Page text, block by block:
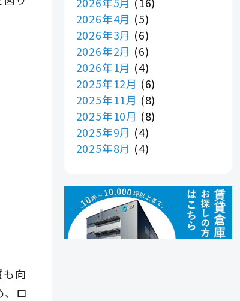
向
、ロ
2026年4月 (5)
2026年3月 (6)
2026年2月 (6)
2026年1月 (4)
2025年12月 (6)
2025年11月 (8)
2025年10月 (8)
2025年9月 (4)
2025年8月 (4)